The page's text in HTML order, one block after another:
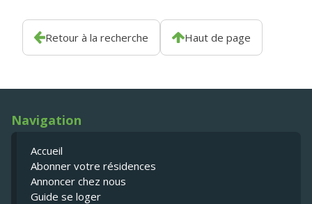
Retour à la recherche Haut de page
Navigation
Accueil
Abonner votre résidences
Annoncer chez nous
Guide se loger